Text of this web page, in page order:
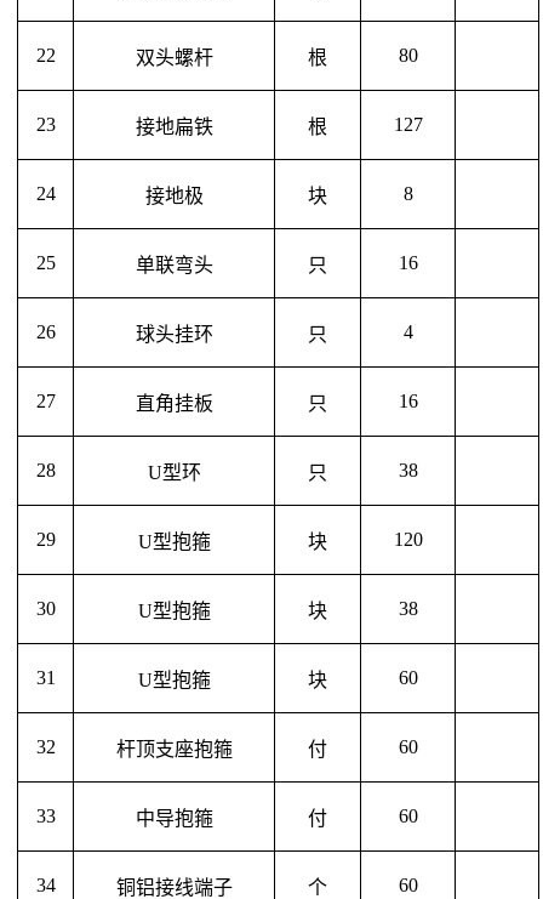
22 双头螺杆 根 80
23 接地扁铁 根 127
24 接地极 块 8
25 单联弯头 只 16
26 球头挂环 只 4
27 直角挂板 只 16
28 U型环 只 38
29 U型抱箍 块 120
30 U型抱箍 块 38
31 U型抱箍 块 60
32 杆顶支座抱箍 付 60
33 中导抱箍 付 60
34 铜铝接线端子 个 60